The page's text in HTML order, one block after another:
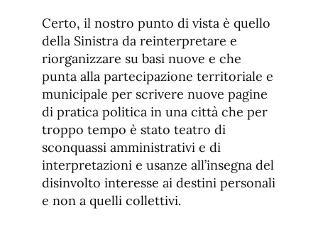
Certo, il nostro punto di vista è quello
della Sinistra da reinterpretare e
riorganizzare su basi nuove e che
punta alla partecipazione territoriale e
municipale per scrivere nuove pagine
di pratica politica in una città che per
troppo tempo è stato teatro di
sconquassi amministrativi e di
interpretazioni e usanze all’insegna del
disinvolto interesse ai destini personali
e non a quelli collettivi.